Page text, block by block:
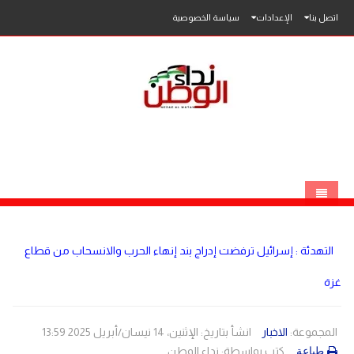
اتصل بنا الإعدادات سياسة الخصوصية
التهدئة : إسرائيل ترفضت إدراج بند إنهاء الحرب والانسحاب من قطاع
غزة
المجموعة: الاخبار
انشأ بتاريخ: الإثنين، 14 نيسان/أبريل 2025 13:59
كتب بواسطة: نداء الوطن طباعة
فلسطين
عربي